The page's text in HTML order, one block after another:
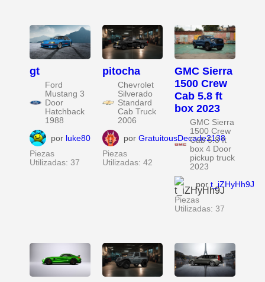
gt
Ford
Mustang 3
Door
Hatchback
1988
por luke80
Piezas
Utilizadas: 37
pitocha
Chevrolet
Silverado
Standard
Cab Truck
2006
por GratuitousDecade2138
Piezas
Utilizadas: 42
GMC Sierra
1500 Crew
Cab 5.8 ft
box 2023
GMC Sierra
1500 Crew
Cab 5.8 ft
box 4 Door
pickup truck
2023
port_iZHyHh9J
Piezas
Utilizadas: 37